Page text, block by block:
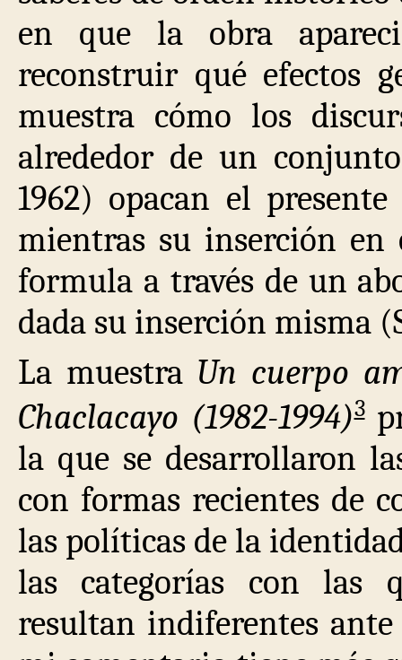
en que la obra
reconstruir qué efectos
muestra cómo los
alrededor de un
1962) opacan el
mientras su inserción en
formula a través de un
dada su inserción misma
La muestra Un cuerpo
Chaclacayo (1982-1994)3
la que se desarrollaron
con formas recientes de
las políticas de la
las categorías con las
resultan indiferentes ante